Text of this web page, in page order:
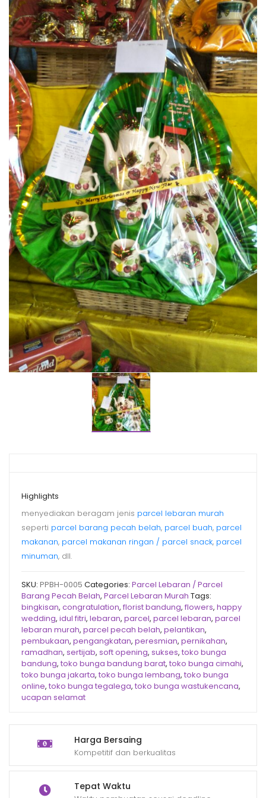
Harga Bersaing
Kompetitif dan berkualitas
Tepat Waktu
Highlights
menyediakan beragam jenis parcel lebaran murah
seperti parcel barang pecah belah, parcel buah, parcel
makanan, parcel makanan ringan / parcel snack, parcel
minuman, dll.
SKU: PPBH-0005 Categories: Parcel Lebaran / Parcel
Barang Pecah Belah, Parcel Lebaran Murah Tags:
bingkisan, congratulation, florist bandung, flowers, happy
wedding, idul fitri, lebaran, parcel, parcel lebaran, parcel
lebaran murah, parcel pecah belah, pelantikan,
pembukaan, pengangkatan, peresmian, pernikahan,
ramadhan, sertijab, soft opening, sukses, toko bunga
bandung, toko bunga bandung barat, toko bunga cimahi,
toko bunga jakarta, toko bunga lembang, toko bunga
online, toko bunga tegalega, toko bunga wastukencana,
ucapan selamat